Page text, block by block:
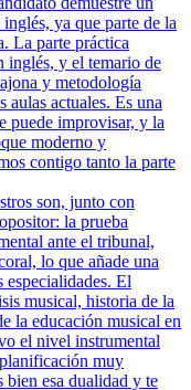
ya que parte de la
La parte práctica
inglés, y el temario de
y metodología
actuales. Es una
puede improvisar, y la
moderno y
contigo tanto la parte
son, junto con
la prueba
ante el tribunal,
lo que añade una
especialidades. El
musical, historia de la
la educación musical en
el nivel instrumental
muy
esa dualidad y te